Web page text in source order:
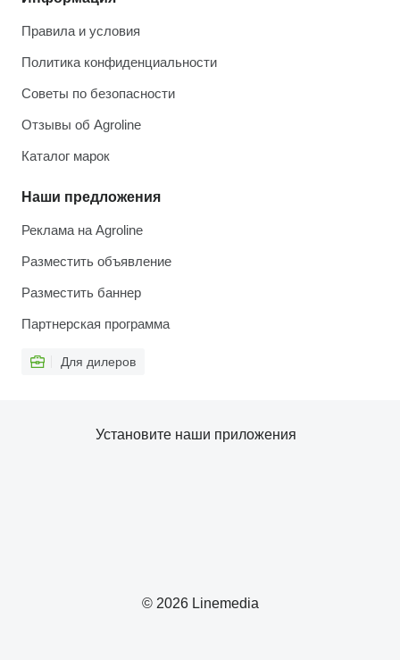
Правила и условия
Политика конфиденциальности
Советы по безопасности
Отзывы об Agroline
Каталог марок
Наши предложения
Реклама на Agroline
Разместить объявление
Разместить баннер
Партнерская программа
Для дилеров
© 2026 Linemedia
Установите наши приложения